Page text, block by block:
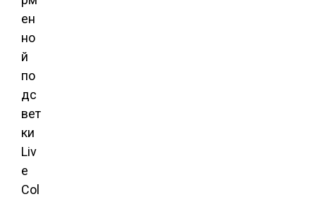
ен
но
й
по
дс
вет
ки
Liv
e
Col